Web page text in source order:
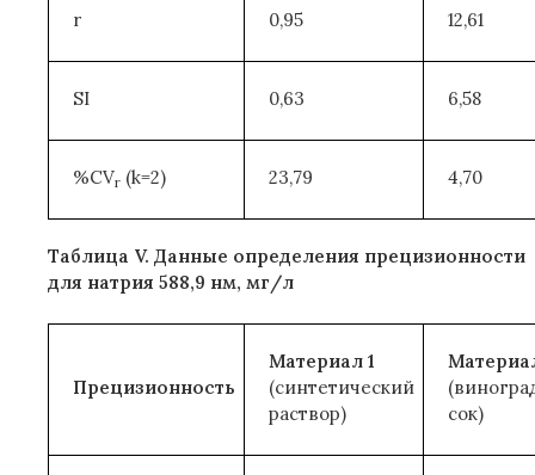
r 0,95 12,61
SI 0,63 6,58
%CVr (k=2) 23,79 4,70
Таблица V. Данные определения прецизионности
для натрия 588,9 нм, мг/л
Прецизионность
Материал 1
(синтетический
раствор)
сок)